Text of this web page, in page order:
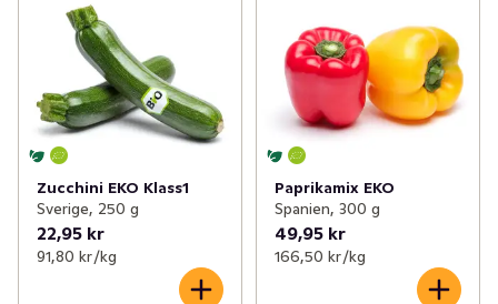
Zucchini EKO Klass1
Sverige, 250 g
22,95 kr
91,80 kr /kg
Paprikamix EKO
Spanien, 300 g
49,95 kr
166,50 kr /kg